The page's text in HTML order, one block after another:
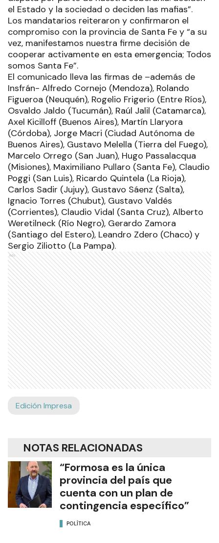
el Estado y la sociedad o deciden las mafias”.
Los mandatarios reiteraron y confirmaron el
compromiso con la provincia de Santa Fe y “a su
vez, manifestamos nuestra firme decisión de
cooperar activamente en esta emergencia; Todos
somos Santa Fe”.
El comunicado lleva las firmas de –además de
Insfrán- Alfredo Cornejo (Mendoza), Rolando
Figueroa (Neuquén), Rogelio Frigerio (Entre Ríos),
Osvaldo Jaldo (Tucumán), Raúl Jalil (Catamarca),
Axel Kicilloff (Buenos Aires), Martín Llaryora
(Córdoba), Jorge Macri (Ciudad Autónoma de
Buenos Aires), Gustavo Melella (Tierra del Fuego),
Marcelo Orrego (San Juan), Hugo Passalacqua
(Misiones), Maximiliano Pullaro (Santa Fe), Claudio
Poggi (San Luis), Ricardo Quintela (La Rioja),
Carlos Sadir (Jujuy), Gustavo Sáenz (Salta),
Ignacio Torres (Chubut), Gustavo Valdés
(Corrientes), Claudio Vidal (Santa Cruz), Alberto
Weretilneck (Río Negro), Gerardo Zamora
(Santiago del Estero), Leandro Zdero (Chaco) y
Sergio Ziliotto (La Pampa).
Ads
Edición Impresa
NOTAS RELACIONADAS
“Formosa es la única
provincia del país que
cuenta con un plan de
contingencia específico”
POLÍTICA